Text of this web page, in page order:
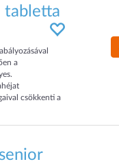
tabletta
a
csökkenti a